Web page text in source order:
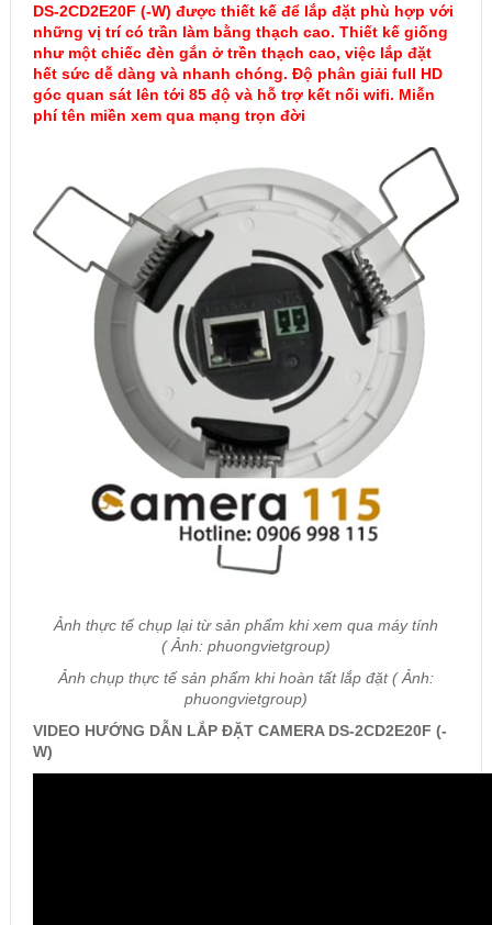
DS-2CD2E20F (-W) được thiết kế để lắp đặt phù hợp với
những vị trí có trần làm bằng thạch cao. Thiết kế giống
như một chiếc đèn gắn ở trền thạch cao, việc lắp đặt
hết sức dễ dàng và nhanh chóng. Độ phân giải full HD
góc quan sát lên tới 85 độ và hỗ trợ kết nối wifi. Miễn
phí tên miền xem qua mạng trọn đời
Ảnh thực tế chụp lại từ sản phẩm khi xem qua máy tính
( Ảnh: phuongvietgroup)
Ảnh chụp thực tế sản phẩm khi hoàn tất lắp đặt ( Ảnh:
phuongvietgroup)
VIDEO HƯỚNG DẪN LẮP ĐẶT CAMERA DS-2CD2E20F (-
W)